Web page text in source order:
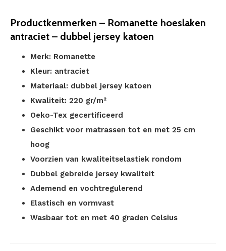
Productkenmerken – Romanette hoeslaken
antraciet – dubbel jersey katoen
Merk: Romanette
Kleur: antraciet
Materiaal: dubbel jersey katoen
Kwaliteit: 220 gr/m²
Oeko-Tex gecertificeerd
Geschikt voor matrassen tot en met 25 cm
hoog
Voorzien van kwaliteitselastiek rondom
Dubbel gebreide jersey kwaliteit
Ademend en vochtregulerend
Elastisch en vormvast
Wasbaar tot en met 40 graden Celsius